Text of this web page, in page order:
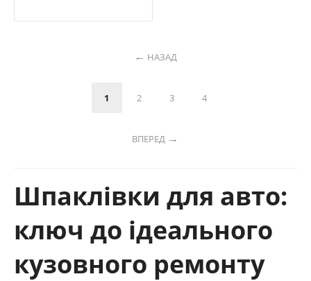
НАЗАД
1 2 3 4
ВПЕРЕД
Шпаклівки для авто:
ключ до ідеального
кузовного ремонту